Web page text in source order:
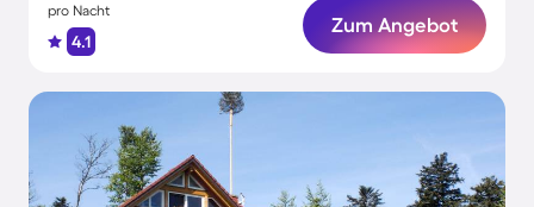
pro Nacht
4.1
Zum Angebot